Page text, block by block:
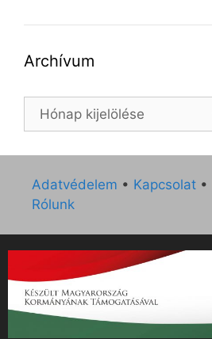
Archívum
Archívum
Adatvédelem • Kapcsolat •
Rólunk